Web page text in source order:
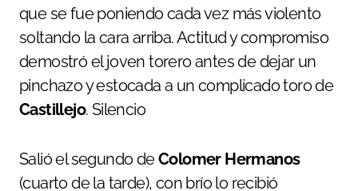
que se fue poniendo cada vez más violento
soltando la cara arriba. Actitud y compromiso
demostró el joven torero antes de dejar un
pinchazo y estocada a un complicado toro de
Castillejo. Silencio
Salió el segundo deColomer Hermanos
(cuarto de la tarde), con brío lo recibió